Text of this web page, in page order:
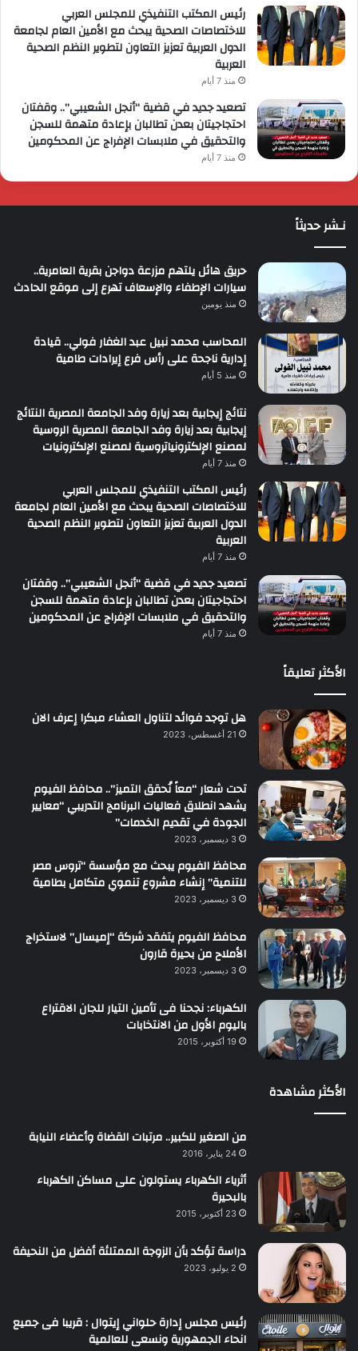
رئيس المكتب التنفيذي للمجلس العربي
للاختصاصات الصحية يبحث مع الأمين العام لجامعة
الدول العربية تعزيز التعاون لتطوير النظم الصحية
العربية
منذ 7 أيام
تصعيد جديد في قضية “أنجل الشعيبي”.. وقفتان
احتجاجيتان بعدن تطالبان بإعادة متهمة للسجن
والتحقيق في ملابسات الإفراج عن المحكومين
منذ 7 أيام
نـشر حديثاً
حريق هائل يلتهم مزرعة دواجن بقرية العامرية..
سيارات الإطفاء والإسعاف تهرع إلى موقع الحادث
منذ يومين
المحاسب محمد نبيل عبد الغفار فولي.. قيادة
إدارية ناجحة على رأس فرع إيرادات طامية
منذ 5 أيام
نتائج إيجابية بعد زيارة وفد الجامعة المصرية النتائج
إيجابية بعد زيارة وفد الجامعة المصرية الروسية
لمصنع الإلكترونياتروسية لمصنع الإلكترونيات
منذ 7 أيام
رئيس المكتب التنفيذي للمجلس العربي
للاختصاصات الصحية يبحث مع الأمين العام لجامعة
الدول العربية تعزيز التعاون لتطوير النظم الصحية
العربية
منذ 7 أيام
تصعيد جديد في قضية “أنجل الشعيبي”.. وقفتان
احتجاجيتان بعدن تطالبان بإعادة متهمة للسجن
والتحقيق في ملابسات الإفراج عن المحكومين
منذ 7 أيام
الأكثر تعليقاً
هل توجد فوائد لتناول العشاء مبكرا إعرف الان
21 أغسطس، 2023
تحت شعار “معاً نُحقق التميز”.. محافظ الفيوم
يشهد انطلاق فعاليات البرنامج التدريبي “معايير
الجودة في تقديم الخدمات”
3 ديسمبر، 2023
محافظ الفيوم يبحث مع مؤسسة “تروس مصر
للتنمية” إنشاء مشروع تنموي متكامل بطامية
3 ديسمبر، 2023
محافظ الفيوم يتفقد شركة “إميسال” لاستخراج
الأملاح من بحيرة قارون
3 ديسمبر، 2023
الكهرباء: نجحنا فى تأمين التيار للجان الاقتراع
باليوم الأول من الانتخابات
19 أكتوبر، 2015
الأكثر مشاهدة
من الصغير للكبير.. مرتبات القضاة وأعضاء النيابة
24 يناير، 2016
أثرياء الكهرباء يستولون على مساكن الكهرباء
بالبحيرة
23 أكتوبر، 2015
دراسة تؤكد بأن الزوجة الممتلئة أفضل من النحيفة
2 يوليو، 2023
رئيس مجلس إدارة حلواني إيتوال : قريبا فى جميع
انحاء الجمهورية ونسعى للعالمية